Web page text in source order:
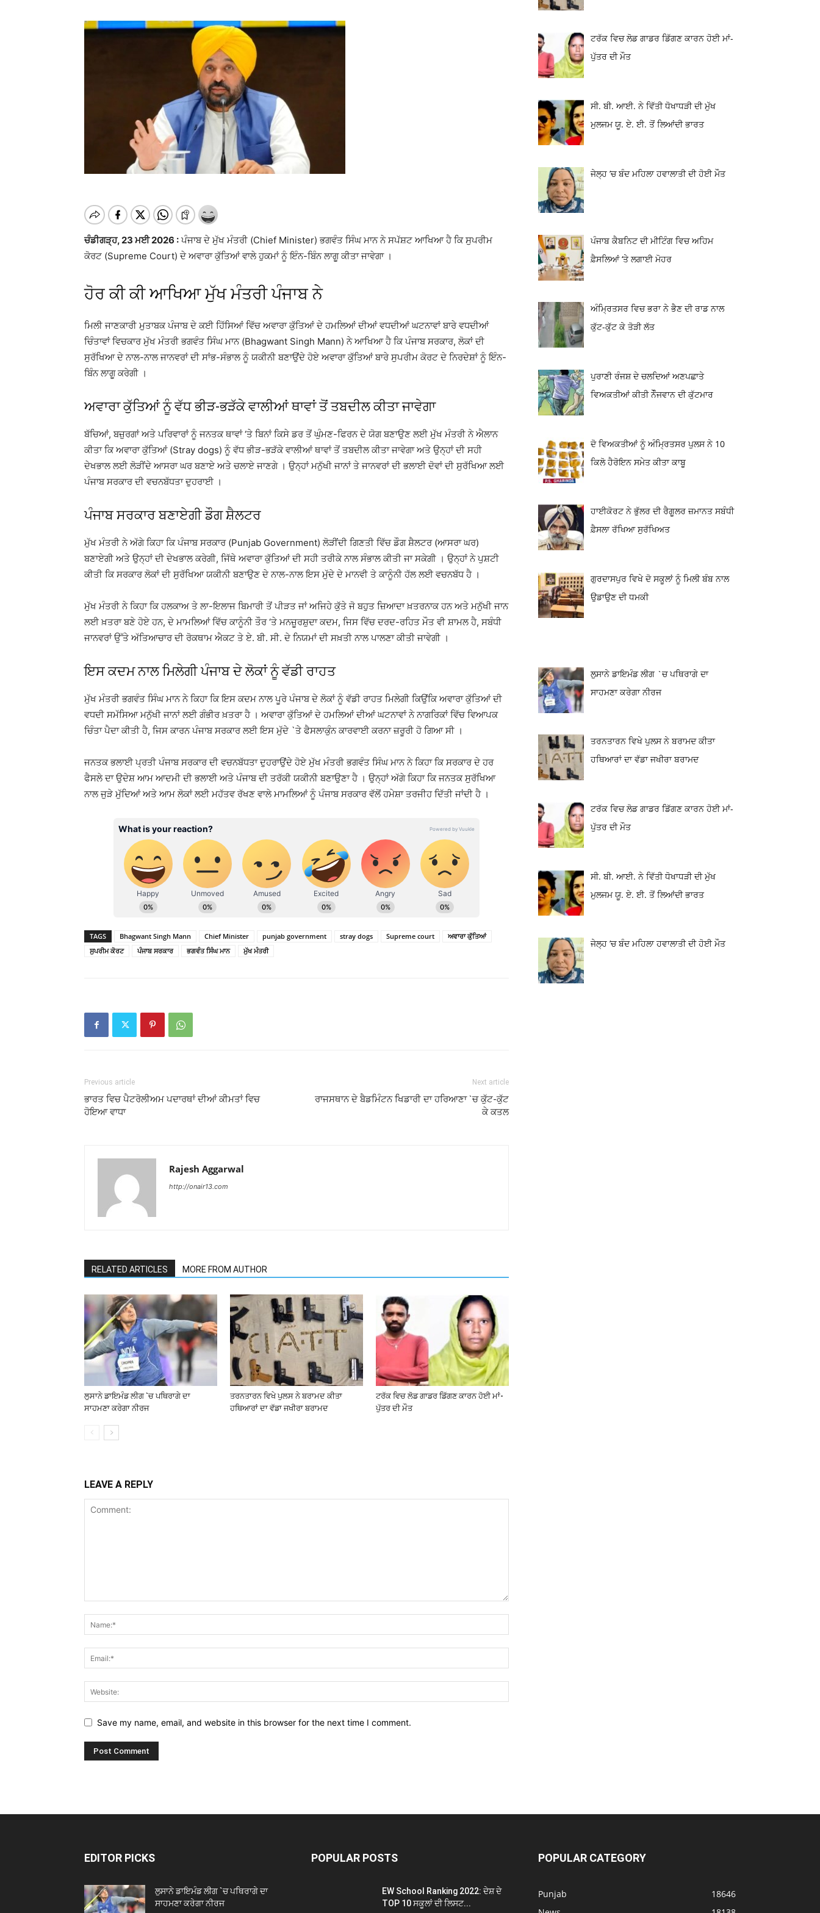
ਚੰਡੀਗੜ੍ਹ, 23 ਮਈ 2026 : ਪੰਜਾਬ ਦੇ ਮੁੱਖ ਮੰਤਰੀ (Chief Minister) ਭਗਵੰਤ ਸਿੰਘ ਮਾਨ ਨੇ ਸਪੱਸ਼ਟ ਆਖਿਆ ਹੈ ਕਿ ਸੁਪਰੀਮ
ਕੋਰਟ (Supreme Court) ਦੇ ਅਵਾਰਾ ਕੁੱਤਿਆਂ ਵਾਲੇ ਹੁਕਮਾਂ ਨੂੰ ਇੰਨ-ਬਿੰਨ ਲਾਗੂ ਕੀਤਾ ਜਾਵੇਗਾ ।
ਹੋਰ ਕੀ ਕੀ ਆਖਿਆ ਮੁੱਖ ਮੰਤਰੀ ਪੰਜਾਬ ਨੇ
ਮਿਲੀ ਜਾਣਕਾਰੀ ਮੁਤਾਬਕ ਪੰਜਾਬ ਦੇ ਕਈ ਹਿੱਸਿਆਂ ਵਿੱਚ ਅਵਾਰਾ ਕੁੱਤਿਆਂ ਦੇ ਹਮਲਿਆਂ ਦੀਆਂ ਵਧਦੀਆਂ ਘਟਨਾਵਾਂ ਬਾਰੇ ਵਧਦੀਆਂ
ਚਿੰਤਾਵਾਂ ਵਿਚਕਾਰ ਮੁੱਖ ਮੰਤਰੀ ਭਗਵੰਤ ਸਿੰਘ ਮਾਨ (Bhagwant Singh Mann) ਨੇ ਆਖਿਆ ਹੈ ਕਿ ਪੰਜਾਬ ਸਰਕਾਰ, ਲੋਕਾਂ ਦੀ
ਸੁਰੱਖਿਆ ਦੇ ਨਾਲ-ਨਾਲ ਜਾਨਵਰਾਂ ਦੀ ਸਾਂਭ-ਸੰਭਾਲ ਨੂੰ ਯਕੀਨੀ ਬਣਾਉਂਦੇ ਹੋਏ ਅਵਾਰਾ ਕੁੱਤਿਆਂ ਬਾਰੇ ਸੁਪਰੀਮ ਕੋਰਟ ਦੇ ਨਿਰਦੇਸ਼ਾਂ ਨੂੰ ਇੰਨ-
ਬਿੰਨ ਲਾਗੂ ਕਰੇਗੀ ।
ਅਵਾਰਾ ਕੁੱਤਿਆਂ ਨੂੰ ਵੱਧ ਭੀੜ-ਭੜੱਕੇ ਵਾਲੀਆਂ ਥਾਵਾਂ ਤੋਂ ਤਬਦੀਲ ਕੀਤਾ ਜਾਵੇਗਾ
ਬੱਚਿਆਂ, ਬਜ਼ੁਰਗਾਂ ਅਤੇ ਪਰਿਵਾਰਾਂ ਨੂੰ ਜਨਤਕ ਥਾਵਾਂ ‘ਤੇ ਬਿਨਾਂ ਕਿਸੇ ਡਰ ਤੋਂ ਘੁੰਮਣ-ਫਿਰਨ ਦੇ ਯੋਗ ਬਣਾਉਣ ਲਈ ਮੁੱਖ ਮੰਤਰੀ ਨੇ ਐਲਾਨ
ਕੀਤਾ ਕਿ ਅਵਾਰਾ ਕੁੱਤਿਆਂ (Stray dogs) ਨੂੰ ਵੱਧ ਭੀੜ-ਭੜੱਕੇ ਵਾਲੀਆਂ ਥਾਵਾਂ ਤੋਂ ਤਬਦੀਲ ਕੀਤਾ ਜਾਵੇਗਾ ਅਤੇ ਉਨ੍ਹਾਂ ਦੀ ਸਹੀ
ਦੇਖਭਾਲ ਲਈ ਲੋੜੀਂਦੇ ਆਸਰਾ ਘਰ ਬਣਾਏ ਅਤੇ ਚਲਾਏ ਜਾਣਗੇ । ਉਨ੍ਹਾਂ ਮਨੁੱਖੀ ਜਾਨਾਂ ਤੇ ਜਾਨਵਰਾਂ ਦੀ ਭਲਾਈ ਦੋਵਾਂ ਦੀ ਸੁਰੱਖਿਆ ਲਈ
ਪੰਜਾਬ ਸਰਕਾਰ ਦੀ ਵਚਨਬੱਧਤਾ ਦੁਹਰਾਈ ।
ਪੰਜਾਬ ਸਰਕਾਰ ਬਣਾਏਗੀ ਡੌਗ ਸ਼ੈਲਟਰ
ਮੁੱਖ ਮੰਤਰੀ ਨੇ ਅੱਗੇ ਕਿਹਾ ਕਿ ਪੰਜਾਬ ਸਰਕਾਰ (Punjab Government) ਲੋੜੀਂਦੀ ਗਿਣਤੀ ਵਿੱਚ ਡੌਗ ਸ਼ੈਲਟਰ (ਆਸਰਾ ਘਰ)
ਬਣਾਏਗੀ ਅਤੇ ਉਨ੍ਹਾਂ ਦੀ ਦੇਖਭਾਲ ਕਰੇਗੀ, ਜਿੱਥੇ ਅਵਾਰਾ ਕੁੱਤਿਆਂ ਦੀ ਸਹੀ ਤਰੀਕੇ ਨਾਲ ਸੰਭਾਲ ਕੀਤੀ ਜਾ ਸਕੇਗੀ । ਉਨ੍ਹਾਂ ਨੇ ਪੁਸ਼ਟੀ
ਕੀਤੀ ਕਿ ਸਰਕਾਰ ਲੋਕਾਂ ਦੀ ਸੁਰੱਖਿਆ ਯਕੀਨੀ ਬਣਾਉਣ ਦੇ ਨਾਲ-ਨਾਲ ਇਸ ਮੁੱਦੇ ਦੇ ਮਾਨਵੀ ਤੇ ਕਾਨੂੰਨੀ ਹੱਲ ਲਈ ਵਚਨਬੱਧ ਹੈ ।
ਮੁੱਖ ਮੰਤਰੀ ਨੇ ਕਿਹਾ ਕਿ ਹਲਕਾਅ ਤੇ ਲਾ-ਇਲਾਜ ਬਿਮਾਰੀ ਤੋਂ ਪੀੜਤ ਜਾਂ ਅਜਿਹੇ ਕੁੱਤੇ ਜੋ ਬਹੁਤ ਜ਼ਿਆਦਾ ਖ਼ਤਰਨਾਕ ਹਨ ਅਤੇ ਮਨੁੱਖੀ ਜਾਨ
ਲਈ ਖ਼ਤਰਾ ਬਣੇ ਹੋਏ ਹਨ, ਦੇ ਮਾਮਲਿਆਂ ਵਿੱਚ ਕਾਨੂੰਨੀ ਤੌਰ ‘ਤੇ ਮਨਜ਼ੂਰਸ਼ੁਦਾ ਕਦਮ, ਜਿਸ ਵਿੱਚ ਦਰਦ-ਰਹਿਤ ਮੌਤ ਵੀ ਸ਼ਾਮਲ ਹੈ, ਸਬੰਧੀ
ਜਾਨਵਰਾਂ ਉੱਤੇ ਅੱਤਿਆਚਾਰ ਦੀ ਰੋਕਥਾਮ ਐਕਟ ਤੇ ਏ. ਬੀ. ਸੀ. ਦੇ ਨਿਯਮਾਂ ਦੀ ਸਖ਼ਤੀ ਨਾਲ ਪਾਲਣਾ ਕੀਤੀ ਜਾਵੇਗੀ ।
ਇਸ ਕਦਮ ਨਾਲ ਮਿਲੇਗੀ ਪੰਜਾਬ ਦੇ ਲੋਕਾਂ ਨੂੰ ਵੱਡੀ ਰਾਹਤ
ਮੁੱਖ ਮੰਤਰੀ ਭਗਵੰਤ ਸਿੰਘ ਮਾਨ ਨੇ ਕਿਹਾ ਕਿ ਇਸ ਕਦਮ ਨਾਲ ਪੂਰੇ ਪੰਜਾਬ ਦੇ ਲੋਕਾਂ ਨੂੰ ਵੱਡੀ ਰਾਹਤ ਮਿਲੇਗੀ ਕਿਉਂਕਿ ਅਵਾਰਾ ਕੁੱਤਿਆਂ ਦੀ
ਵਧਦੀ ਸਮੱਸਿਆ ਮਨੁੱਖੀ ਜਾਨਾਂ ਲਈ ਗੰਭੀਰ ਖ਼ਤਰਾ ਹੈ । ਅਵਾਰਾ ਕੁੱਤਿਆਂ ਦੇ ਹਮਲਿਆਂ ਦੀਆਂ ਘਟਨਾਵਾਂ ਨੇ ਨਾਗਰਿਕਾਂ ਵਿੱਚ ਵਿਆਪਕ
ਚਿੰਤਾ ਪੈਦਾ ਕੀਤੀ ਹੈ, ਜਿਸ ਕਾਰਨ ਪੰਜਾਬ ਸਰਕਾਰ ਲਈ ਇਸ ਮੁੱਦੇ `ਤੇ ਫੈਸਲਾਕੁੰਨ ਕਾਰਵਾਈ ਕਰਨਾ ਜ਼ਰੂਰੀ ਹੋ ਗਿਆ ਸੀ ।
ਜਨਤਕ ਭਲਾਈ ਪ੍ਰਤੀ ਪੰਜਾਬ ਸਰਕਾਰ ਦੀ ਵਚਨਬੱਧਤਾ ਦੁਹਰਾਉਂਦੇ ਹੋਏ ਮੁੱਖ ਮੰਤਰੀ ਭਗਵੰਤ ਸਿੰਘ ਮਾਨ ਨੇ ਕਿਹਾ ਕਿ ਸਰਕਾਰ ਦੇ ਹਰ
ਫੈਸਲੇ ਦਾ ਉਦੇਸ਼ ਆਮ ਆਦਮੀ ਦੀ ਭਲਾਈ ਅਤੇ ਪੰਜਾਬ ਦੀ ਤਰੱਕੀ ਯਕੀਨੀ ਬਣਾਉਣਾ ਹੈ । ਉਨ੍ਹਾਂ ਅੱਗੇ ਕਿਹਾ ਕਿ ਜਨਤਕ ਸੁਰੱਖਿਆ
ਨਾਲ ਜੁੜੇ ਮੁੱਦਿਆਂ ਅਤੇ ਆਮ ਲੋਕਾਂ ਲਈ ਮਹੱਤਵ ਰੱਖਣ ਵਾਲੇ ਮਾਮਲਿਆਂ ਨੂੰ ਪੰਜਾਬ ਸਰਕਾਰ ਵੱਲੋਂ ਹਮੇਸ਼ਾ ਤਰਜੀਹ ਦਿੱਤੀ ਜਾਂਦੀ ਹੈ ।
TAGS Bhagwant Singh Mann Chief Minister punjab government stray dogs Supreme court
ਅਵਾਰਾ ਕੁੱਤਿਆਂ
ਸੁਪਰੀਮ ਕੋਰਟ
ਪੰਜਾਬ ਸਰਕਾਰ ਭਗਵੰਤ ਸਿੰਘ ਮਾਨ ਮੁੱਖ ਮੰਤਰੀ
Previous article
ਭਾਰਤ ਵਿਚ ਪੈਟਰੋਲੀਅਮ ਪਦਾਰਥਾਂ ਦੀਆਂ ਕੀਮਤਾਂ ਵਿਚ
ਹੋਇਆ ਵਾਧਾ
Next article
ਰਾਜਸਥਾਨ ਦੇ ਬੈਡਮਿੰਟਨ ਖਿਡਾਰੀ ਦਾ ਹਰਿਆਣਾ `ਚ ਕੁੱਟ-ਕੁੱਟ
ਕੇ ਕਤਲ
Rajesh Aggarwal
http://onair13.com
RELATED ARTICLES MORE FROM AUTHOR
ਲੁਸਾਨੇ ਡਾਇਮੰਡ ਲੀਗ `ਚ ਪਥਿਰਾਗੇ ਦਾ
ਸਾਹਮਣਾ ਕਰੇਗਾ ਨੀਰਜ
ਤਰਨਤਾਰਨ ਵਿਖੇ ਪੁਲਸ ਨੇ ਬਰਾਮਦ ਕੀਤਾ
ਹਥਿਆਰਾਂ ਦਾ ਵੱਡਾ ਜਖੀਰਾ ਬਰਾਮਦ
ਟਰੱਕ ਵਿਚ ਲੋਡ ਗਾਡਰ ਡਿੱਗਣ ਕਾਰਨ ਹੋਈ ਮਾਂ-
ਪੁੱਤਰ ਦੀ ਮੌਤ
LEAVE A REPLY
Save my name, email, and website in this browser for the next time I comment.
ਟਰੱਕ ਵਿਚ ਲੋਡ ਗਾਡਰ ਡਿੱਗਣ ਕਾਰਨ ਹੋਈ ਮਾਂ-
ਪੁੱਤਰ ਦੀ ਮੌਤ
ਸੀ. ਬੀ. ਆਈ. ਨੇ ਵਿੱਤੀ ਧੋਖਾਧੜੀ ਦੀ ਮੁੱਖ
ਮੁਲਜਮ ਯੂ. ਏ. ਈ. ਤੋਂ ਲਿਆਂਦੀ ਭਾਰਤ
ਜੇਲ੍ਹ ’ਚ ਬੰਦ ਮਹਿਲਾ ਹਵਾਲਾਤੀ ਦੀ ਹੋਈ ਮੌਤ
ਪੰਜਾਬ ਕੈਬਨਿਟ ਦੀ ਮੀਟਿੰਗ ਵਿਚ ਅਹਿਮ
ਫ਼ੈਸਲਿਆਂ ‘ਤੇ ਲਗਾਈ ਮੋਹਰ
ਅੰਮ੍ਰਿਤਸਰ ਵਿਚ ਭਰਾ ਨੇ ਭੈਣ ਦੀ ਰਾਡ ਨਾਲ
ਕੁੱਟ-ਕੁੱਟ ਕੇ ਤੋੜੀ ਲੱਤ
ਪੁਰਾਣੀ ਰੰਜਸ਼ ਦੇ ਚਲਦਿਆਂ ਅਣਪਛਾਤੇ
ਵਿਅਕਤੀਆਂ ਕੀਤੀ ਨੌੌਜਵਾਨ ਦੀ ਕੁੱਟਮਾਰ
ਦੋ ਵਿਅਕਤੀਆਂ ਨੂੰ ਅੰਮ੍ਰਿਤਸਰ ਪੁਲਸ ਨੇ 10
ਕਿਲੋ ਹੈਰੋਇਨ ਸਮੇਤ ਕੀਤਾ ਕਾਬੂ
ਹਾਈਕੋਰਟ ਨੇ ਭੁੱਲਰ ਦੀ ਰੈਗੂਲਰ ਜ਼ਮਾਨਤ ਸਬੰਧੀ
ਫ਼ੈਸਲਾ ਰੱਖਿਆ ਸੁਰੱਖਿਅਤ
ਗੁਰਦਾਸਪੁਰ ਵਿਖੇ ਦੋ ਸਕੂਲਾਂ ਨੂੰ ਮਿਲੀ ਬੰਬ ਨਾਲ
ਉਡਾਉਣ ਦੀ ਧਮਕੀ
ਲੁਸਾਨੇ ਡਾਇਮੰਡ ਲੀਗ `ਚ ਪਥਿਰਾਗੇ ਦਾ
ਸਾਹਮਣਾ ਕਰੇਗਾ ਨੀਰਜ
ਤਰਨਤਾਰਨ ਵਿਖੇ ਪੁਲਸ ਨੇ ਬਰਾਮਦ ਕੀਤਾ
ਹਥਿਆਰਾਂ ਦਾ ਵੱਡਾ ਜਖੀਰਾ ਬਰਾਮਦ
ਟਰੱਕ ਵਿਚ ਲੋਡ ਗਾਡਰ ਡਿੱਗਣ ਕਾਰਨ ਹੋਈ ਮਾਂ-
ਪੁੱਤਰ ਦੀ ਮੌਤ
ਸੀ. ਬੀ. ਆਈ. ਨੇ ਵਿੱਤੀ ਧੋਖਾਧੜੀ ਦੀ ਮੁੱਖ
ਮੁਲਜਮ ਯੂ. ਏ. ਈ. ਤੋਂ ਲਿਆਂਦੀ ਭਾਰਤ
ਜੇਲ੍ਹ ’ਚ ਬੰਦ ਮਹਿਲਾ ਹਵਾਲਾਤੀ ਦੀ ਹੋਈ ਮੌਤ
EDITOR PICKS
ਲੁਸਾਨੇ ਡਾਇਮੰਡ ਲੀਗ `ਚ ਪਥਿਰਾਗੇ ਦਾ
ਸਾਹਮਣਾ ਕਰੇਗਾ ਨੀਰਜ
POPULAR POSTS
EW School Ranking 2022: ਦੇਸ਼ ਦੇ
TOP 10 ਸਕੂਲਾਂ ਦੀ ਲਿਸਟ...
POPULAR CATEGORY
Punjab
18646